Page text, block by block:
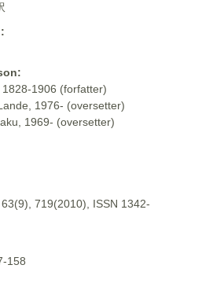
1906 (forfatter)
1976- (oversetter)
1969- (oversetter)
719(2010), ISSN 1342-
158